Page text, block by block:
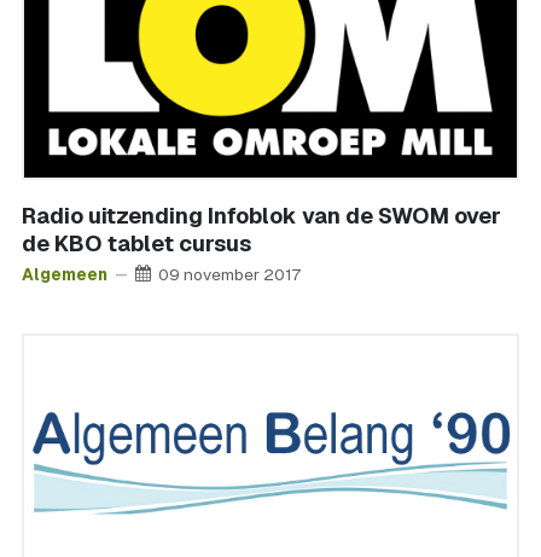
Radio uitzending Infoblok van de SWOM over
de KBO tablet cursus
Algemeen 09 november 2017